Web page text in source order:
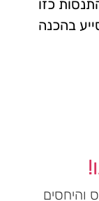
כזו
בהכנה
והיחסים